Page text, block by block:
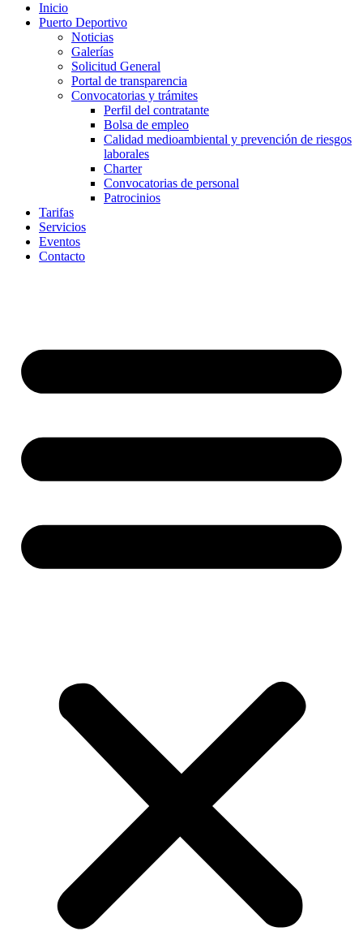
Inicio
Puerto Deportivo
Noticias
Galerías
Solicitud General
Portal de transparencia
Convocatorias y trámites
Perfil del contratante
Bolsa de empleo
Calidad medioambiental y prevención de riesgos
laborales
Charter
Convocatorias de personal
Patrocinios
Tarifas
Servicios
Eventos
Contacto